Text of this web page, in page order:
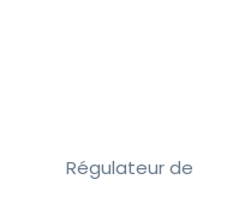
Régulateur de